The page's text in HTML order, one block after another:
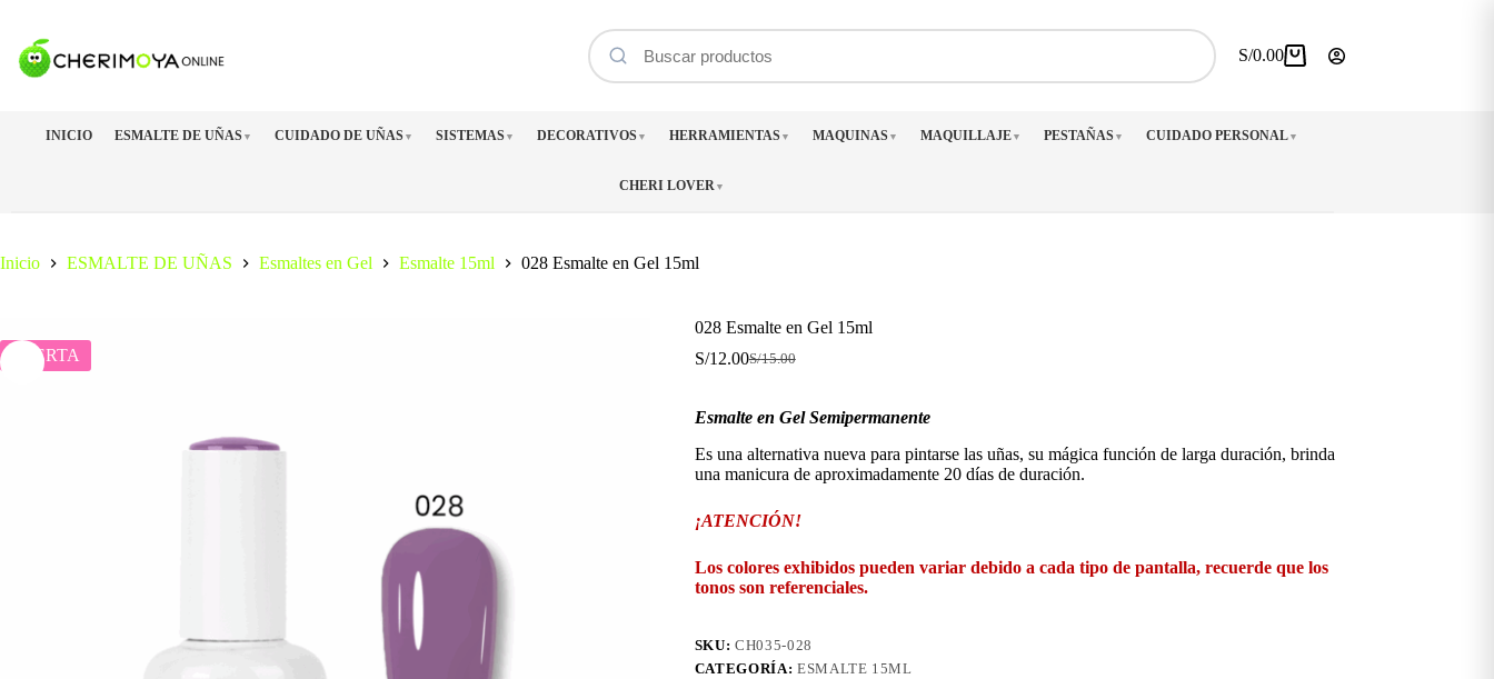
contenido
Carro
S/0.00
INICIO ESMALTE DE UÑAS ▼ CUIDADO DE UÑAS ▼ SISTEMAS ▼ DECORATIVOS ▼ HERRAMIENTAS ▼ MAQUINAS ▼ MAQUILLAJE ▼ PESTAÑAS ▼ CUIDADO PERSONAL ▼
CHERI LOVER ▼
Inicio ESMALTE DE UÑAS Esmaltes en Gel Esmalte 15ml 028 Esmalte en Gel 15ml
OFERTA
028 Esmalte en Gel 15ml
S/15.00
El
original
era:
S/15.00.
S/12.00El
actual
es:
S/12.00.
Esmalte en Gel Semipermanente
Es una alternativa nueva para pintarse las uñas, su mágica función de larga duración, brinda
una manicura de aproximadamente 20 días de duración.
¡ATENCIÓN!
Los colores exhibidos pueden variar debido a cada tipo de pantalla, recuerde que los
tonos son referenciales.
SKU:CH035-028
CATEGORÍA: ESMALTE 15ML